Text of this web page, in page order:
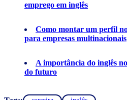
emprego em inglês
Como montar um perfil
para empresas multinacionais
A importância do inglês
do futuro